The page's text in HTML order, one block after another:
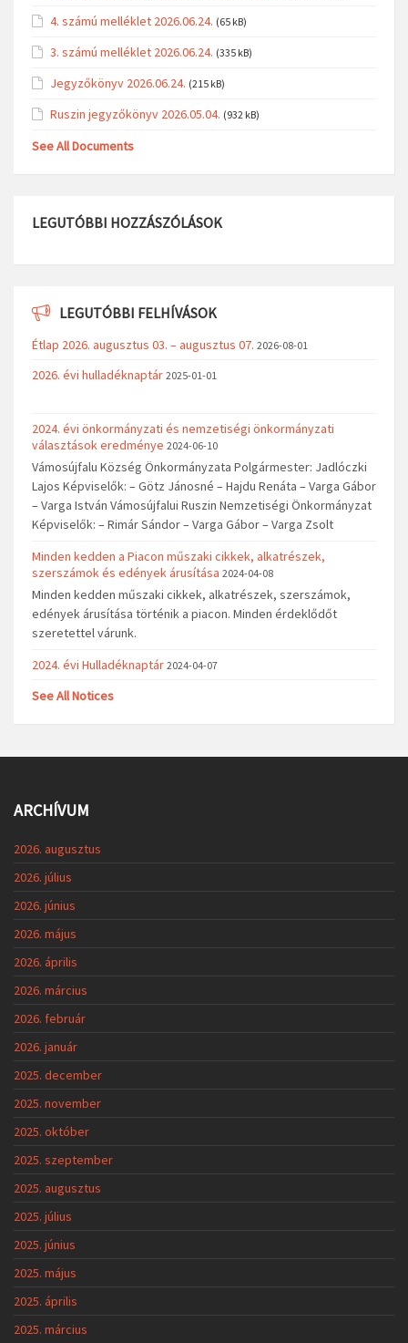
4. számú melléklet 2026.06.24. (65 kB)
3. számú melléklet 2026.06.24. (335 kB)
Jegyzőkönyv 2026.06.24. (215 kB)
Ruszin jegyzőkönyv 2026.05.04. (932 kB)
See All Documents
LEGUTÓBBI HOZZÁSZÓLÁSOK
LEGUTÓBBI FELHÍVÁSOK
Étlap 2026. augusztus 03. – augusztus 07. 2026-08-01
2026. évi hulladéknaptár 2025-01-01
2024. évi önkormányzati és nemzetiségi önkormányzati
választások eredménye 2024-06-10
Vámosújfalu Község Önkormányzata Polgármester: Jadlóczki
Lajos Képviselők: – Götz Jánosné – Hajdu Renáta – Varga Gábor
– Varga István Vámosújfalui Ruszin Nemzetiségi Önkormányzat
Képviselők: – Rimár Sándor – Varga Gábor – Varga Zsolt
Minden kedden a Piacon műszaki cikkek, alkatrészek,
szerszámok és edények árusítása 2024-04-08
Minden kedden műszaki cikkek, alkatrészek, szerszámok,
edények árusítása történik a piacon. Minden érdeklődőt
szeretettel várunk.
2024. évi Hulladéknaptár 2024-04-07
See All Notices
ARCHÍVUM
2026. augusztus
2026. július
2026. június
2026. május
2026. április
2026. március
2026. február
2026. január
2025. december
2025. november
2025. október
2025. szeptember
2025. augusztus
2025. július
2025. június
2025. május
2025. április
2025. március